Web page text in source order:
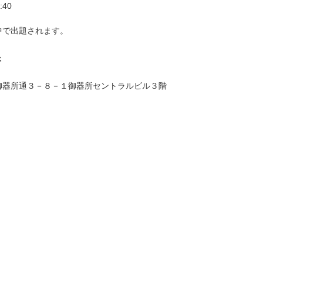
出題されます。
所通３－８－１御器所セントラルビル３階